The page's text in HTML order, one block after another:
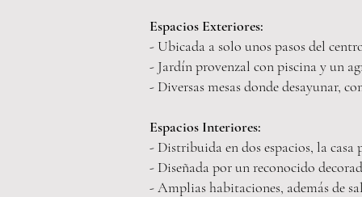
Espacios Exteriores:
- Ubicada a solo unos pasos del
- Jardín provenzal con piscina y un
- Diversas mesas donde desayunar,
Espacios Interiores:
- Distribuida en dos espacios, la
- Diseñada por un reconocido
- Amplias habitaciones, además de